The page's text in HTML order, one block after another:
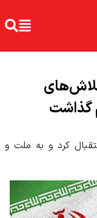
گذاشت
کرد و به ملت و